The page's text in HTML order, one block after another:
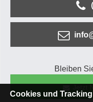
Bleiben
Cookies und Tracking